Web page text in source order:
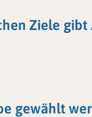
Ziele gibt
gewählt